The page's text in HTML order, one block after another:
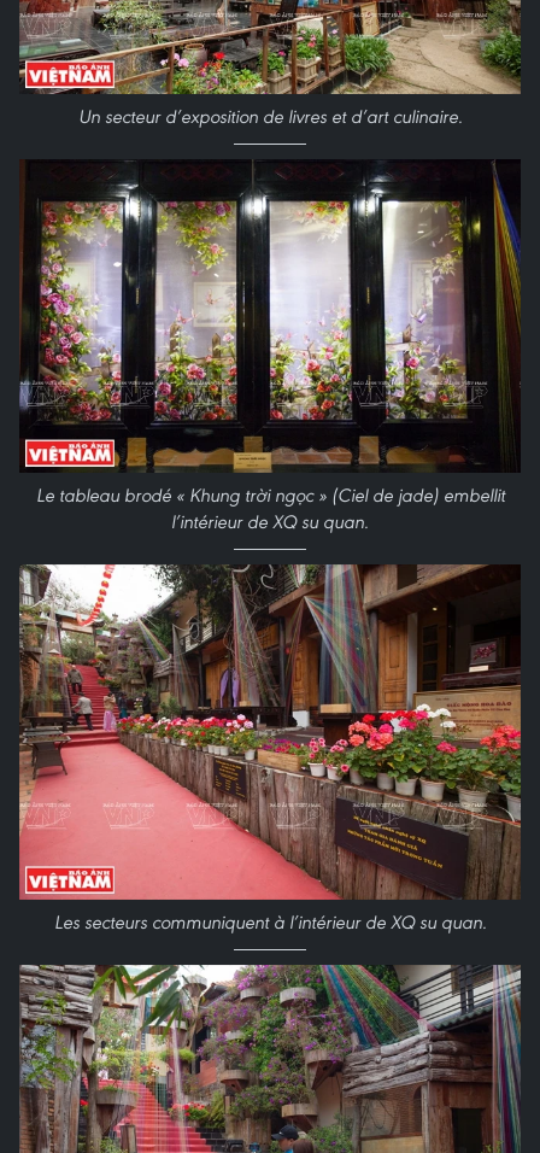
Un secteur d’exposition de livres et d’art culinaire.
Le tableau brodé « Khung trời ngọc » (Ciel de jade) embellit
l’intérieur de XQ su quan.
Les secteurs communiquent à l’intérieur de XQ su quan.